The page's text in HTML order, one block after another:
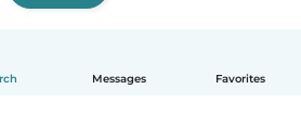
Messages Favorites